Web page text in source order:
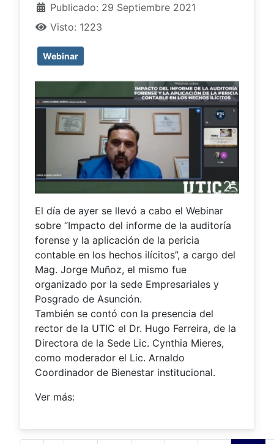
Publicado: 29 Septiembre 2021
Visto: 1223
Webinar
El día de ayer se llevó a cabo el Webinar
sobre “Impacto del informe de la auditoría
forense y la aplicación de la pericia
contable en los hechos ilícitos”, a cargo del
Mag. Jorge Muñoz, el mismo fue
organizado por la sede Empresariales y
Posgrado de Asunción.
También se contó con la presencia del
rector de la UTIC el Dr. Hugo Ferreira, de la
Directora de la Sede Lic. Cynthia Mieres,
como moderador el Lic. Arnaldo
Coordinador de Bienestar institucional.
Ver más: